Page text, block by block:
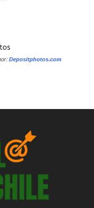
Depositphotos.com